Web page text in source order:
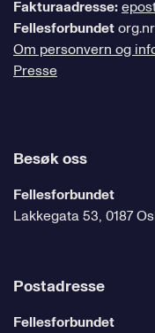
Fakturaadresse:
Fellesforbundet
Om personvern og
Presse
Besøk oss
Fellesforbundet
Lakkegata 53, 0187
Postadresse
Fellesforbundet